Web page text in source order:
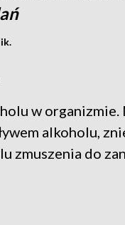
w organizmie.
alkoholu,
zmuszenia do